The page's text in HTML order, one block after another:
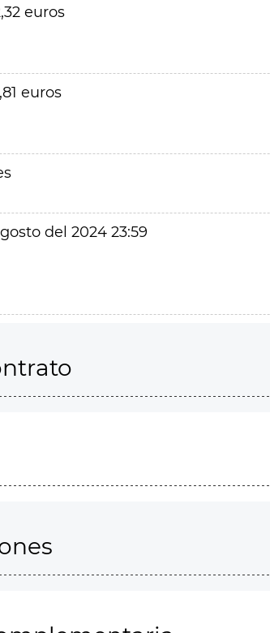
euros
euros
del 2024 23:59